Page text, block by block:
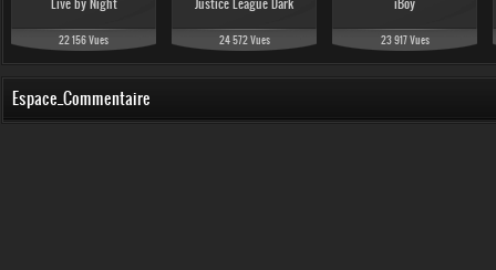
Live by Night
22 156 Vues
Justice League Dark
24 572 Vues
iBoy
23 917 Vues
Espace_Commentaire